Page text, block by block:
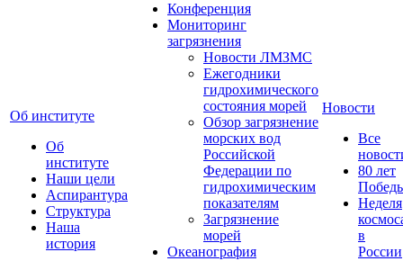
Об институте
Об
институте
Наши цели
Аспирантура
Структура
Наша
история
Конференция
Мониторинг
загрязнения
Новости ЛМЗМС
Ежегодники
гидрохимического
состояния морей
Обзор загрязнение
морских вод
Российской
Федерации по
гидрохимическим
показателям
Загрязнение
морей
Океанография
Новости
Все
80 лет
Неделя
в
России